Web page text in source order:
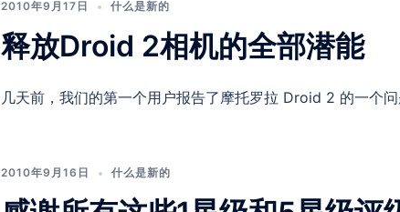
2010年9月17日 什么是新的
释放Droid 2相机的全部潜能
几天前，我们的第一个用户报告了摩托罗拉 Droid 2 的一个
2010年9月16日 什么是新的